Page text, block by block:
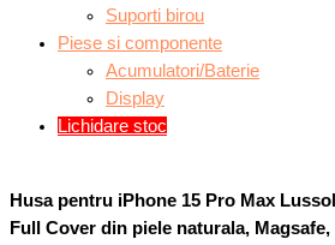
Suporti birou
Piese si componente
Acumulatori/Baterie
Display
Lichidare stoc
Husa pentru iPhone 15 Pro Max
Full Cover din piele naturala,